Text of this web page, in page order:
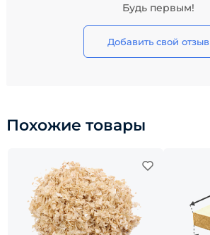
Будь первым!
Добавить свой отзыв
Похожие товары